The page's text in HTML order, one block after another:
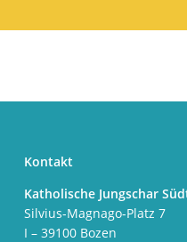
Kontakt
Katholische Jungschar
Silvius-Magnago-Platz 7
I – 39100 Bozen